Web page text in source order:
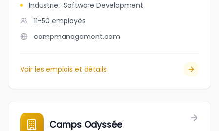
Industrie: Software Development
11-50 employés
campmanagement.com
Voir les emplois et détails
Camps Odyssée